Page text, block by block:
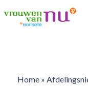
Home»